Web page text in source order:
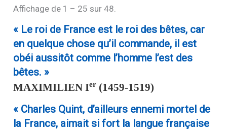
Affichage de 1 – 25 sur 48.
« Le roi de France est le roi des bêtes, car
en quelque chose qu’il commande, il est
obéi aussitôt comme l’homme l’est des
bêtes. »
MAXIMILIEN Ier (1459-1519)
« Charles Quint, d’ailleurs ennemi mortel de
la France, aimait si fort la langue française